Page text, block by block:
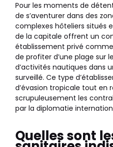
Pour les moments de
de s’aventurer dans des
complexes hôteliers situés
de la capitale offrent un
établissement privé
de profiter d’une plage sur
d’activités nautiques dans
surveillé. Ce type
d’évasion tropicale tout en
scrupuleusement les
par la diplomatie
Quelles sont